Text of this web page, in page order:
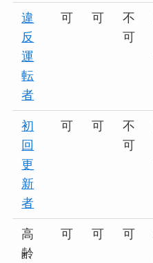
違
反
運
転
者
可 可
不
可
初
回
更
新
者
可 可
不
可
高
齢
可 可 可